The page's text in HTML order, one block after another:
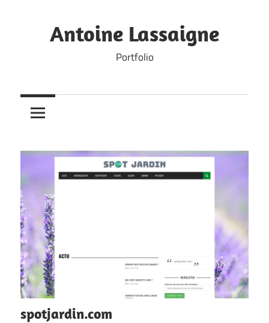
contentAntoine Lassaigne
Portfolio
spotjardin.com